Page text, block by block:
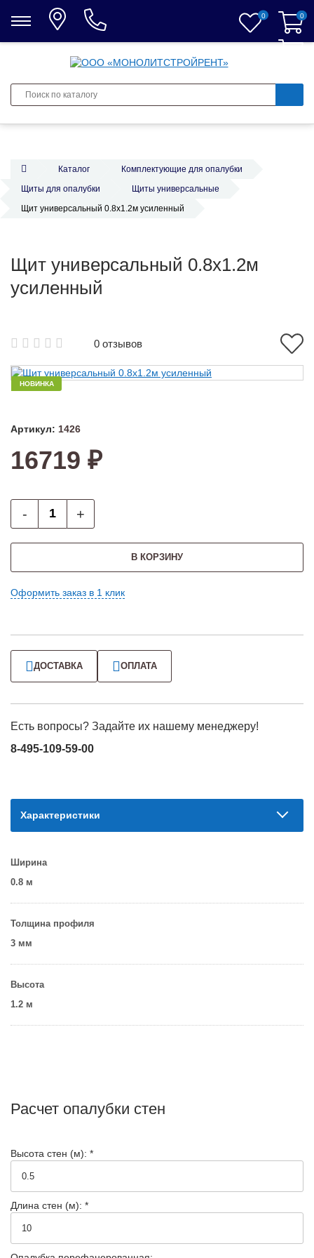
0 0
0
Каталог
Комплектующие для опалубки
Щиты для опалубки
Щиты универсальные
Щит универсальный 0.8х1.2м усиленный
Щит универсальный 0.8х1.2м
усиленный
0 отзывов
НОВИНКА
Артикул: 1426
16719 ₽
- +
В КОРЗИНУ
Оформить заказ в 1 клик
ДОСТАВКА ОПЛАТА
Есть вопросы? Задайте их нашему менеджеру!
8-495-109-59-00
Характеристики
Ширина
0.8 м
Толщина профиля
3 мм
Высота
1.2 м
Расчет опалубки стен
Высота стен (м): *
Длина стен (м): *